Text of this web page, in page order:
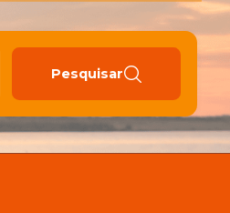
Pesquisar